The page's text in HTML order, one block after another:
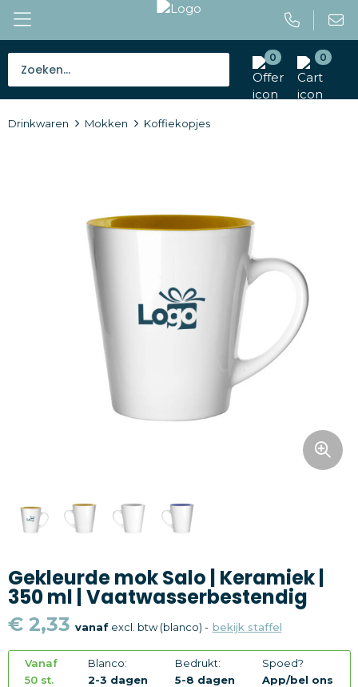
0 0
Tassen
Drinkwaren
Outdoor en vrije tijd
Gereedschap en veiligheid
Kantoorartikelen
Gadgets
Textiel
Merken
Drinkwaren Mokken Koffiekopjes
Gekleurde mok Salo | Keramiek |
350 ml | Vaatwasserbestendig
€ 2,33 vanafexcl. btw (blanco) - bekijk staffel
Vanaf
50 st.
Blanco:
2-3 dagen
Bedrukt:
5-8 dagen
Spoed?
App/bel ons